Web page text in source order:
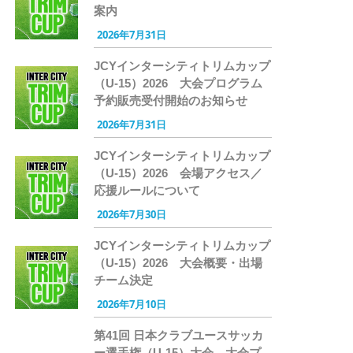
案内
2026年7月31日
JCYインターシティトリムカップ
（U-15）2026 大会プログラム
予約販売受付開始のお知らせ
2026年7月31日
JCYインターシティトリムカップ
（U-15）2026 会場アクセス／
応援ルールについて
2026年7月30日
JCYインターシティトリムカップ
（U-15）2026 大会概要・出場
チーム決定
2026年7月10日
第41回 日本クラブユースサッカ